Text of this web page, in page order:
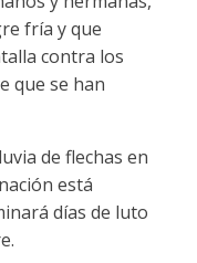
fría y que
contra los
que se han
de flechas en
está
días de luto